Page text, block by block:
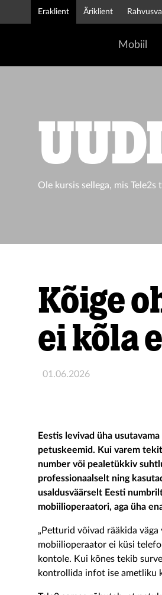
Eraklient Äriklient
Mobiil
Ole kursis sellega, mis
Kõige
ei kõla
01.06.2026
Eestis levivad üha
petuskeemid. Kui varem
number või pealetükkiv
professionaalselt ning
usaldusväärselt Eesti
mobiilioperaatori, aga üha
„Petturid võivad rääkida
mobiilioperaator ei küsi
kontole. Kui kõnes tekib
kontrollida infot ise ametliku